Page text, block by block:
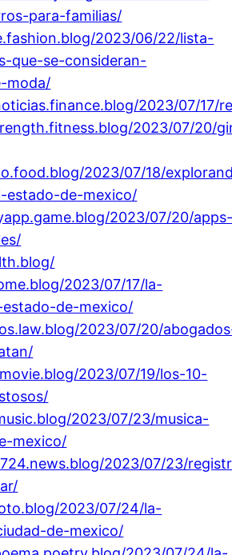
para-familias/
2023/06/22/lista-
que-se-consideran-
moda/
2023/07/17/
2023/07/20/
2023/07/18/
estado-de-mexico/
2023/07/20/
2023/07/17/la-
de-mexico/
2023/07/20/
2023/07/19/los-10-
2023/07/23/musica-
mexico/
2023/07/23/
2023/07/24/la-
de-mexico/